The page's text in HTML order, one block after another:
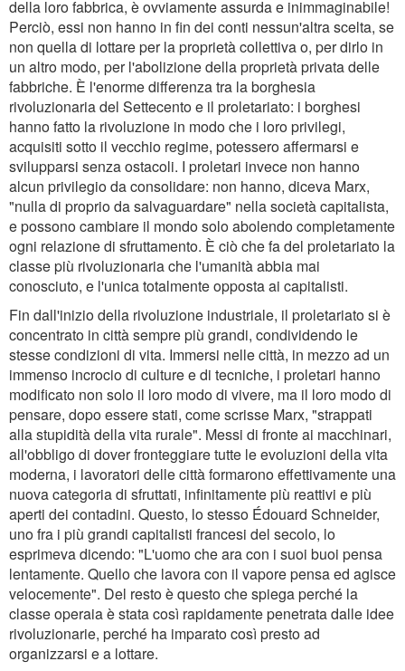
della loro fabbrica, è ovviamente assurda e inimmaginabile!
Perciò, essi non hanno in fin dei conti nessun'altra scelta, se
non quella di lottare per la proprietà collettiva o, per dirlo in
un altro modo, per l'abolizione della proprietà privata delle
fabbriche. È l'enorme differenza tra la borghesia
rivoluzionaria del Settecento e il proletariato: i borghesi
hanno fatto la rivoluzione in modo che i loro privilegi,
acquisiti sotto il vecchio regime, potessero affermarsi e
svilupparsi senza ostacoli. I proletari invece non hanno
alcun privilegio da consolidare: non hanno, diceva Marx,
"nulla di proprio da salvaguardare" nella società capitalista,
e possono cambiare il mondo solo abolendo completamente
ogni relazione di sfruttamento. È ciò che fa del proletariato la
classe più rivoluzionaria che l'umanità abbia mai
conosciuto, e l'unica totalmente opposta ai capitalisti.
Fin dall'inizio della rivoluzione industriale, il proletariato si è
concentrato in città sempre più grandi, condividendo le
stesse condizioni di vita. Immersi nelle città, in mezzo ad un
immenso incrocio di culture e di tecniche, i proletari hanno
modificato non solo il loro modo di vivere, ma il loro modo di
pensare, dopo essere stati, come scrisse Marx, "strappati
alla stupidità della vita rurale". Messi di fronte ai macchinari,
all'obbligo di dover fronteggiare tutte le evoluzioni della vita
moderna, i lavoratori delle città formarono effettivamente una
nuova categoria di sfruttati, infinitamente più reattivi e più
aperti dei contadini. Questo, lo stesso Édouard Schneider,
uno fra i più grandi capitalisti francesi del secolo, lo
esprimeva dicendo: "L'uomo che ara con i suoi buoi pensa
lentamente. Quello che lavora con il vapore pensa ed agisce
velocemente". Del resto è questo che spiega perché la
classe operaia è stata così rapidamente penetrata dalle idee
rivoluzionarie, perché ha imparato così presto ad
organizzarsi e a lottare.